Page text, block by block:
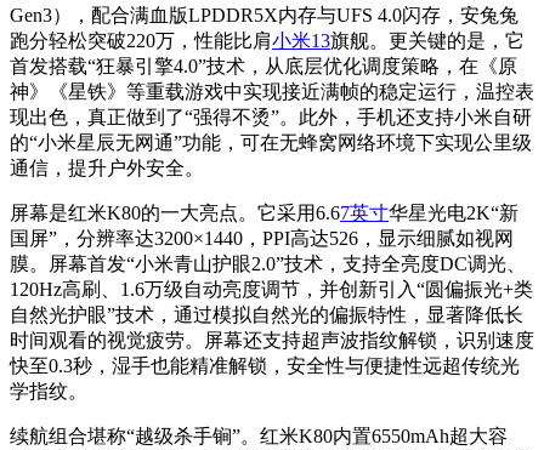
Gen3），配合满血版LPDDR5X内存与UFS 4.0闪存，安兔兔
跑分轻松突破220万，性能比肩小米13旗舰。更关键的是，它
首发搭载“狂暴引擎4.0”技术，从底层优化调度策略，在《原
神》《星铁》等重载游戏中实现接近满帧的稳定运行，温控表
现出色，真正做到了“强得不烫”。此外，手机还支持小米自研
的“小米星辰无网通”功能，可在无蜂窝网络环境下实现公里级
通信，提升户外安全。
屏幕是红米K80的一大亮点。它采用6.67英寸华星光电2K“新
国屏”，分辨率达3200×1440，PPI高达526，显示细腻如视网
膜。屏幕首发“小米青山护眼2.0”技术，支持全亮度DC调光、
120Hz高刷、1.6万级自动亮度调节，并创新引入“圆偏振光+类
自然光护眼”技术，通过模拟自然光的偏振特性，显著降低长
时间观看的视觉疲劳。屏幕还支持超声波指纹解锁，识别速度
快至0.3秒，湿手也能精准解锁，安全性与便捷性远超传统光
学指纹。
续航组合堪称“越级杀手锏”。红米K80内置6550mAh超大容